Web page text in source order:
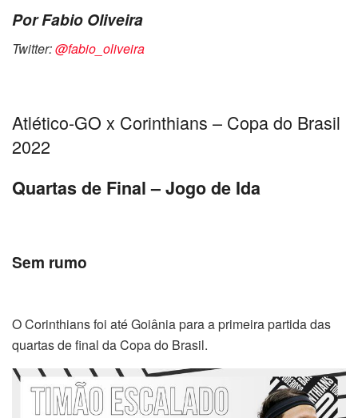
Por Fabio Oliveira
Twitter:@fabio_oliveira
Atlético-GO x Corinthians – Copa do Brasil
2022
Quartas de Final – Jogo de Ida
Sem rumo
O Corinthians foi até Goiânia para a primeira partida das
quartas de final da Copa do Brasil.